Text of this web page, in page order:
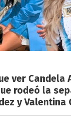
ver Candela
rodeó la
y Valentina